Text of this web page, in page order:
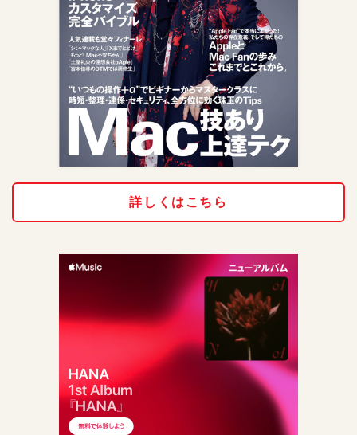
詳しくはこちら